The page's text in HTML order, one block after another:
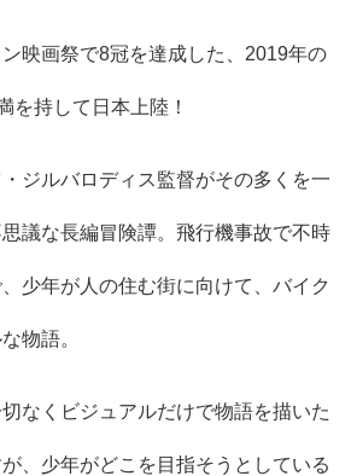
映画祭で8冠を達成した、2019年の
を持して日本上陸！
ジルバロディス監督がその多くを一
議な長編冒険譚。飛行機事故で不時
少年が人の住む街に向けて、バイク
物語。
なくビジュアルだけで物語を描いた
、少年がどこを目指そうとしている